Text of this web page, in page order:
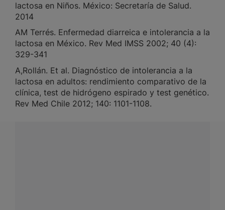
lactosa en Niños. México: Secretaría de Salud.
2014
AM Terrés. Enfermedad diarreica e intolerancia a la
lactosa en México. Rev Med IMSS 2002; 40 (4):
329-341
A,Rollán. Et al. Diagnóstico de intolerancia a la
lactosa en adultos: rendimiento comparativo de la
clínica, test de hidrógeno espirado y test genético.
Rev Med Chile 2012; 140: 1101-1108.